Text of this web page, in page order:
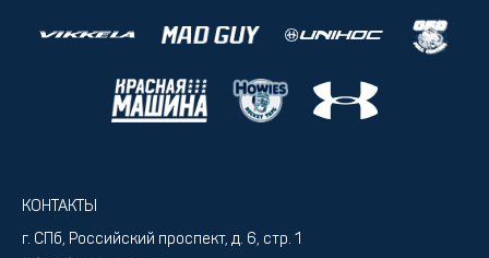
КОНТАКТЫ
г. СПб, Российский проспект, д. 6, стр. 1